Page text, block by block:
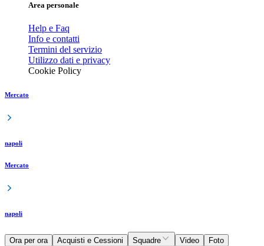
Area personale
Help e Faq
Info e contatti
Termini del servizio
Utilizzo dati e privacy
Cookie Policy
Mercato
napoli
Mercato
napoli
Ora per ora Acquisti e Cessioni Squadre Video Foto